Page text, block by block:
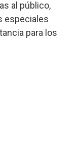
al público,
especiales
para los